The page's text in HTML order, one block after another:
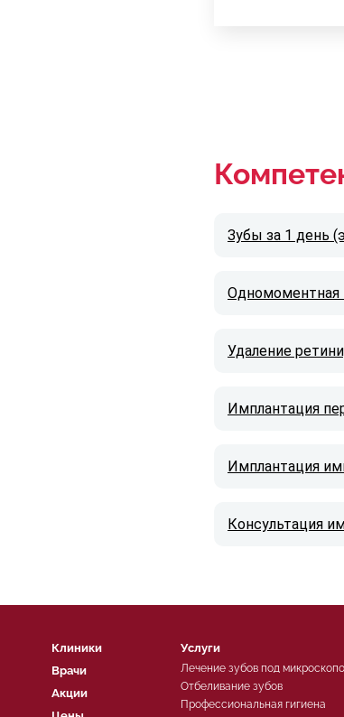
Зубы за 1 день
Одномоментная
Удаление
Имплантация
Имплантация
Консультация
Клиники
Врачи
Акции
Услуги
Лечение зубов под
Отбеливание зубов
Профессиональная гигиена